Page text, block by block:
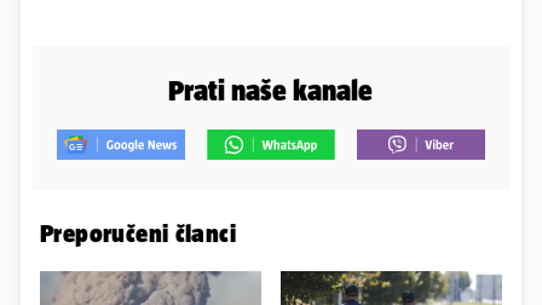
Prati naše kanale
Preporučeni članci